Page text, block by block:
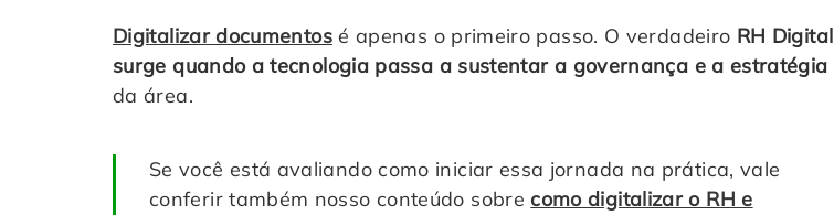
Digitalizar documentosé apenas o primeiro passo. O verdadeiro RH Digital
surge quando a tecnologia passa a sustentar a governança e a estratégia
da área.
Se você está avaliando como iniciar essa jornada na prática, vale
conferir também nosso conteúdo sobre como digitalizar o RH e